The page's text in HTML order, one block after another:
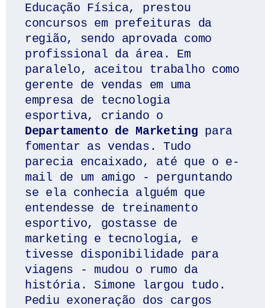
Educação Física, prestou
concursos em prefeituras da
região, sendo aprovada como
profissional da área. Em
paralelo, aceitou trabalho como
gerente de vendas em uma
empresa de tecnologia
esportiva, criando o
Departamento de Marketing para
fomentar as vendas. Tudo
parecia encaixado, até que o e-
mail de um amigo - perguntando
se ela conhecia alguém que
entendesse de treinamento
esportivo, gostasse de
marketing e tecnologia, e
tivesse disponibilidade para
viagens - mudou o rumo da
história. Simone largou tudo.
Pediu exoneração dos cargos